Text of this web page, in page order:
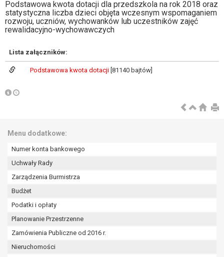
Podstawowa kwota dotacji dla przedszkola na rok 2018 oraz
statystyczna liczba dzieci objęta wczesnym wspomaganiem
rozwoju, uczniów, wychowanków lub uczestników zajęć
rewalidacyjno-wychowawczych
Lista załączników:
Podstawowa kwota dotacji [81140 bajtów]
Menu dodatkowe:
Numer konta bankowego
Uchwały Rady
Zarządzenia Burmistrza
Budżet
Podatki i opłaty
Planowanie Przestrzenne
Zamówienia Publiczne od 2016 r.
Nieruchomości
zautomatyzowany;
prawo sprzeciwu wobec przetwarzania
danych na podstawie art. 21 RODO, wobec
podstawą prawną jest:
niezbędność przetwarzania do
wykonania zadania realizowanego w
powierzonej administratorowi bądź
realizowanych przez administratora
szczególną sytuacją. W razie wniesienia
nadrzędnych wobec interesów, praw i